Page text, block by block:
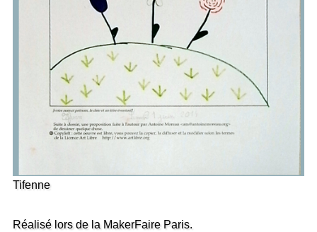
Tifenne
Réalisé lors de la MakerFaire Paris.